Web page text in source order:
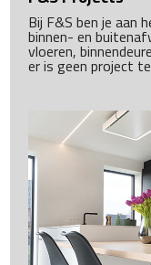
Bij F&S ben je aan
binnen- en
vloeren,
er is geen project